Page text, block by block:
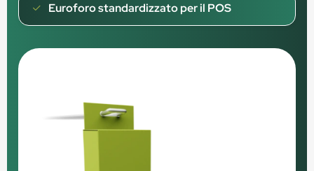
Euroforo standardizzato per il POS